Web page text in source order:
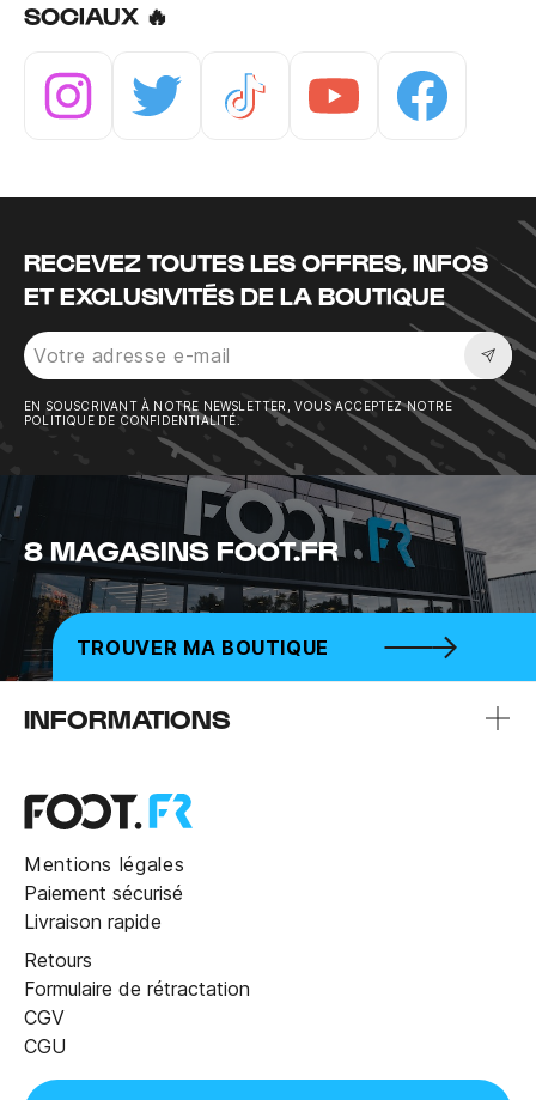
SOCIAUX 🔥
RECEVEZ TOUTES LES OFFRES, INFOS
ET EXCLUSIVITÉS DE LA BOUTIQUE
EN SOUSCRIVANT À NOTRE NEWSLETTER, VOUS ACCEPTEZ NOTRE
POLITIQUE DE CONFIDENTIALITÉ.
8 MAGASINS FOOT.FR
TROUVER MA BOUTIQUE
INFORMATIONS
Mentions légales
Paiement sécurisé
Livraison rapide
Retours
Formulaire de rétractation
CGV
CGU